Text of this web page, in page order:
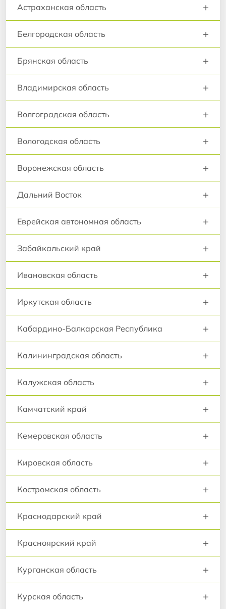
Астраханская область +
Белгородская область +
Брянская область +
Владимирская область +
Волгоградская область +
Вологодская область +
Воронежская область +
Дальний Восток +
Еврейская автономная область +
Забайкальский край +
Ивановская область +
Иркутская область +
Кабардино-Балкарская Республика +
Калининградская область +
Калужская область +
Камчатский край +
Кемеровская область +
Кировская область +
Костромская область +
Краснодарский край +
Красноярский край +
Курганская область +
Курская область +